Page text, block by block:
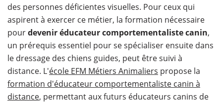
des personnes déficientes visuelles. Pour ceux qui
aspirent à exercer ce métier, la formation nécessaire
pourdevenir éducateur comportementaliste canin,
un prérequis essentiel pour se spécialiser ensuite dans
le dressage des chiens guides, peut être suivi à
distance. L'école EFM Métiers Animaliers propose la
formation d'éducateur comportementaliste canin à
distance, permettant aux futurs éducateurs canins de